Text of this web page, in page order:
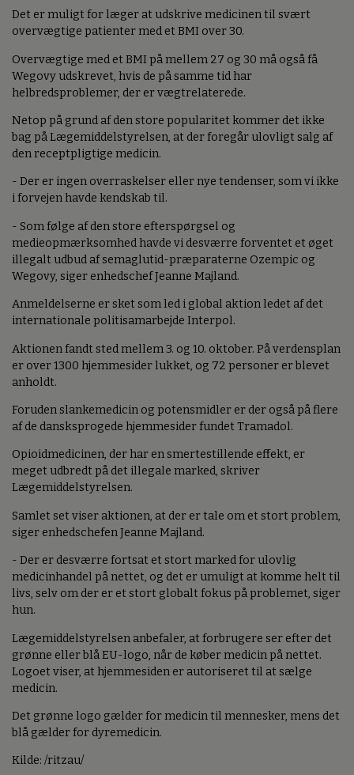
Det er muligt for læger at udskrive medicinen til svært
overvægtige patienter med et BMI over 30.
Overvægtige med et BMI på mellem 27 og 30 må også få
Wegovy udskrevet, hvis de på samme tid har
helbredsproblemer, der er vægtrelaterede.
Netop på grund af den store popularitet kommer det ikke
bag på Lægemiddelstyrelsen, at der foregår ulovligt salg af
den receptpligtige medicin.
- Der er ingen overraskelser eller nye tendenser, som vi ikke
i forvejen havde kendskab til.
- Som følge af den store efterspørgsel og
medieopmærksomhed havde vi desværre forventet et øget
illegalt udbud af semaglutid-præparaterne Ozempic og
Wegovy, siger enhedschef Jeanne Majland.
Anmeldelserne er sket som led i global aktion ledet af det
internationale politisamarbejde Interpol.
Aktionen fandt sted mellem 3. og 10. oktober. På verdensplan
er over 1300 hjemmesider lukket, og 72 personer er blevet
anholdt.
Foruden slankemedicin og potensmidler er der også på flere
af de dansksprogede hjemmesider fundet Tramadol.
Opioidmedicinen, der har en smertestillende effekt, er
meget udbredt på det illegale marked, skriver
Lægemiddelstyrelsen.
Samlet set viser aktionen, at der er tale om et stort problem,
siger enhedschefen Jeanne Majland.
- Der er desværre fortsat et stort marked for ulovlig
medicinhandel på nettet, og det er umuligt at komme helt til
livs, selv om der er et stort globalt fokus på problemet, siger
hun.
Lægemiddelstyrelsen anbefaler, at forbrugere ser efter det
grønne eller blå EU-logo, når de køber medicin på nettet.
Logoet viser, at hjemmesiden er autoriseret til at sælge
medicin.
Det grønne logo gælder for medicin til mennesker, mens det
blå gælder for dyremedicin.
Kilde: /ritzau/